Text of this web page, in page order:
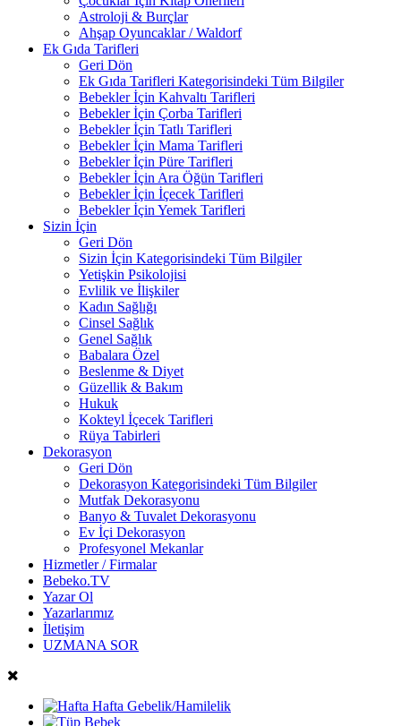
Astroloji & Burçlar
Ahşap Oyuncaklar / Waldorf
Ek Gıda Tarifleri
Geri Dön
Ek Gıda Tarifleri Kategorisindeki Tüm Bilgiler
Bebekler İçin Kahvaltı Tarifleri
Bebekler İçin Çorba Tarifleri
Bebekler İçin Tatlı Tarifleri
Bebekler İçin Mama Tarifleri
Bebekler İçin Püre Tarifleri
Bebekler İçin Ara Öğün Tarifleri
Bebekler İçin İçecek Tarifleri
Bebekler İçin Yemek Tarifleri
Sizin İçin
Geri Dön
Sizin İçin Kategorisindeki Tüm Bilgiler
Yetişkin Psikolojisi
Evlilik ve İlişkiler
Kadın Sağlığı
Cinsel Sağlık
Genel Sağlık
Babalara Özel
Beslenme & Diyet
Güzellik & Bakım
Hukuk
Kokteyl İçecek Tarifleri
Rüya Tabirleri
Dekorasyon
Geri Dön
Dekorasyon Kategorisindeki Tüm Bilgiler
Mutfak Dekorasyonu
Banyo & Tuvalet Dekorasyonu
Ev İçi Dekorasyon
Profesyonel Mekanlar
Hizmetler / Firmalar
Bebeko.TV
Yazar Ol
Yazarlarımız
İletişim
UZMANA SOR